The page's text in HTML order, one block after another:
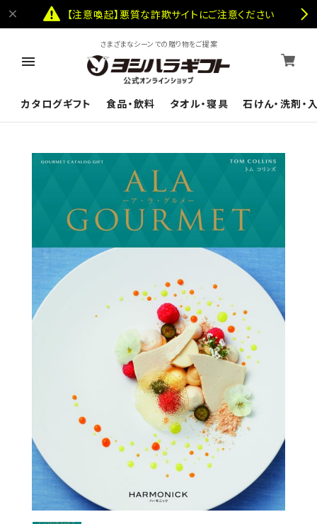
【注意喚起】悪質な詐欺サイトにご注意ください
さまざまなシーンでの贈り物をご提案
カタログギフト 食品・飲料 タオル・寝具 石けん・洗剤・